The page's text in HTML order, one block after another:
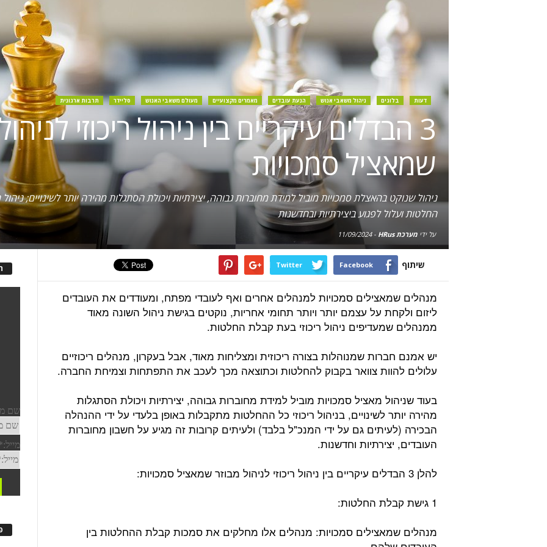
דעות בלוגים ניהול משאבי אנוש הנעת עובדים מאמרים מקצועיים מעולם משאבי האנוש סליידר תרבות ארגונית
3 הבדלים עיקריים בין ניהול ריכוזי
שמאציל סמכויות
ניהול שנוקט בהאצלת סמכויות מוביל למידת מחוברות גבוהה, יצירתיות ויכולת הסתגלות מהירה יותר לשינויים; ניהול
החלטות ועלול לפגוע ביצירתיות ובחדשנות
על ידימערכת HRus -
11/09/2024
שיתוף Facebook
Twitter
מנהלים שמאצילים סמכויות למנהלים אחרים ואף לעובדי מפתח, ומעודדים את העובדים
ליזום ולקחת על עצמם יותר ויותר תחומי אחריות, נוקטים בגישת ניהול השונה מאוד
ממנהלים שמעדיפים ניהול ריכוזי בעת קבלת החלטות.
יש אמנם חברות שמנוהלות בצורה ריכוזית ומצליחות מאוד, אבל בעקרון, מנהלים ריכוזיים
עלולים להוות צוואר בקבוק להחלטות וכתוצאה מכך לעכב את התפתחות וצמיחת החברה.
בעוד שניהול מאציל סמכויות מוביל למידת מחוברות גבוהה, יצירתיות ויכולת הסתגלות
מהירה יותר לשינויים, בניהול ריכוזי כל ההחלטות מתקבלות באופן בלעדי על ידי ההנהלה
הבכירה (לעיתים גם על ידי המנכ"ל בלבד) ולעיתים קרובות זה מגיע על חשבון מחוברות
העובדים, יצירתיות וחדשנות.
להלן 3 הבדלים עיקריים בין ניהול ריכוזי לניהול מבוזר שמאציל סמכויות:
1 גישת קבלת החלטות:
מנהלים שמאצילים סמכויות: מנהלים אלו מחלקים את סמכות קבלת ההחלטות בין